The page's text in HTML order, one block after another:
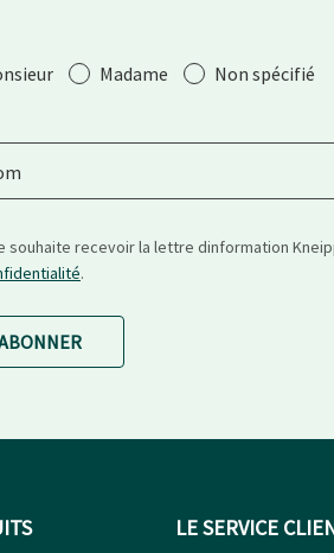
Madame Non spécifié
souhaite recevoir la lettre dinformation
.
LE SERVICE